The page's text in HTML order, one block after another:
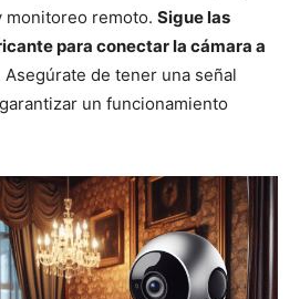
monitoreo remoto. Sigue las
para conectar la cámara a
Asegúrate de tener una señal
un funcionamiento